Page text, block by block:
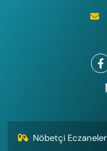
Nöbetçi Eczaneler